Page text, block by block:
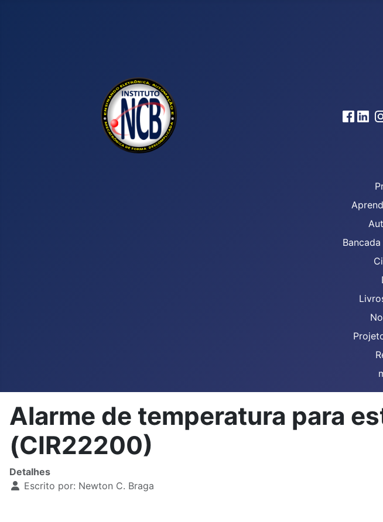
Alarme de temperatura para
(CIR22200)
Detalhes
Escrito por: Newton C. Braga